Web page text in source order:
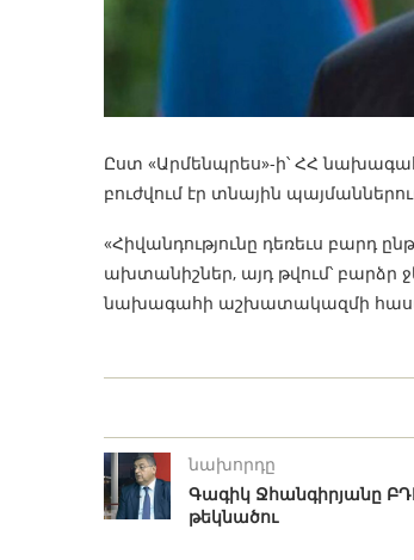
Ըստ «Արմենպրես»-ի՝ ՀՀ
բուժվում էր տնային
«Հիվանդությունը դեռեւս բարդ
ախտանիշներ, այդ թվում՝ բարձր
նախագահի աշխատակազմի
նախորդը
Գագիկ Ջհանգիրյանը
թեկնածու